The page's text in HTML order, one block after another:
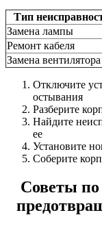
Тип
Замена лампы
Ремонт кабеля
Замена вентилятора
Отключите
остывания
Разберите
Найдите
ее
Установите
Соберите
Советы по